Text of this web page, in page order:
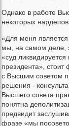
Однако в работе
некоторых
«Для меня
мы, на самом деле,
«суд
президента», стоит
с Высшим советом
решения -
Высшего совета
понятна
предвидит
фразе «мы